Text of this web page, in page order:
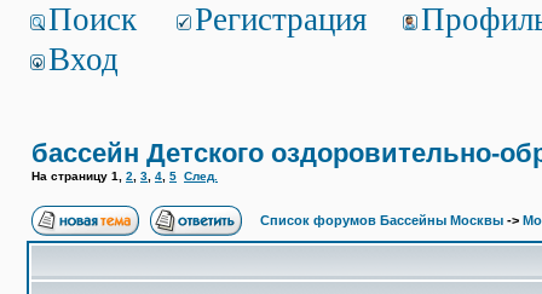
Поиск Регистрация
Вход
бассейн Детского оздоровительно-
На страницу 1 2 3 4 5 След.
Список форумов Бассейны Москвы ->